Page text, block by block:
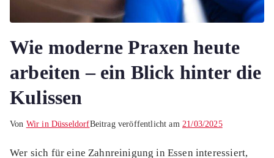
Wie moderne Praxen heute
arbeiten – ein Blick hinter die
Kulissen
Von Wir in DüsseldorfBeitrag veröffentlicht am 21/03/2025
Wer sich für eine Zahnreinigung in Essen interessiert,